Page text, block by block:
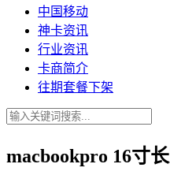
中国移动
神卡资讯
行业资讯
卡商简介
往期套餐下架
macbookpro 16寸